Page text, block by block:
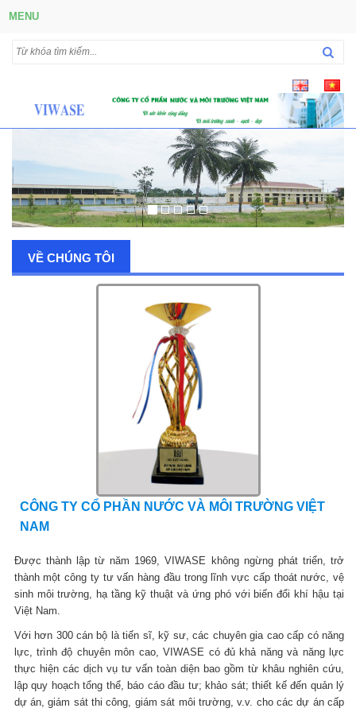
MENU
VỀ CHÚNG TÔI
CÔNG TY CỔ PHẦN NƯỚC VÀ MÔI TRƯỜNG VIỆT
NAM
Được thành lập từ năm 1969, VIWASE không ngừng phát triển, trở
thành một công ty tư vấn hàng đầu trong lĩnh vực cấp thoát nước, vệ
sinh môi trường, hạ tầng kỹ thuật và ứng phó với biến đổi khí hậu tại
Việt Nam.
Với hơn 300 cán bộ là tiến sĩ, kỹ sư, các chuyên gia cao cấp có năng
lực, trình độ chuyên môn cao, VIWASE có đủ khả năng và năng lực
thực hiện các dịch vụ tư vấn toàn diện bao gồm từ khâu nghiên cứu,
lập quy hoạch tổng thể, báo cáo đầu tư; khảo sát; thiết kế đến quản lý
dự án, giám sát thi công, giám sát môi trường, v.v. cho các dự án cấp